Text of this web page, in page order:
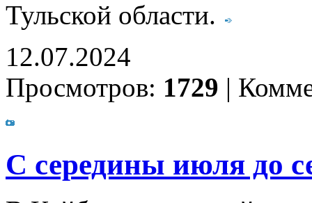
Тульской области.
12.07.2024
Просмотров: 1729 |
С середины июля до